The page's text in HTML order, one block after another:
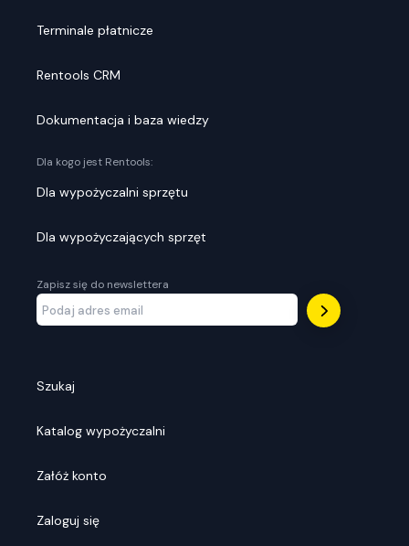
Terminale płatnicze
Rentools CRM
Dokumentacja i baza wiedzy
Dla kogo jest Rentools:
Dla wypożyczalni sprzętu
Dla wypożyczających sprzęt
Zapisz się do newslettera
Szukaj
Katalog wypożyczalni
Załóż konto
Zaloguj się